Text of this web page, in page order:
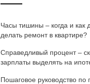
Часы тишины – когда и как
делать ремонт в квартире?
Справедливый процент –
зарплаты выделять на
Пошаговое руководство по